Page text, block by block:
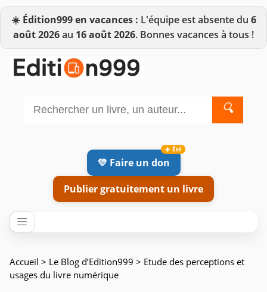
☀️ Édition999 en vacances : L'équipe est absente du 6
août 2026au 16 août 2026. Bonnes vacances à tous !
🔍
💛 Faire un don
Publier gratuitement un livre
Accueil > Le Blog d’Edition999 > Etude des perceptions et
usages du livre numérique